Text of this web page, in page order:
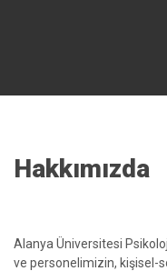
Hakkımızda
Alanya Üniversitesi
ve personelimizin, kişisel-